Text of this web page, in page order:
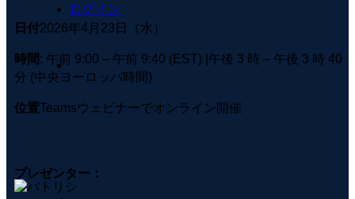
ログイン
日付2026年4月23日（水）
時間: 午前 9:00 – 午前 9:40 (EST) |午後 3 時 – 午後 3 時 40
分 (中央ヨーロッパ時間)
位置Teamsウェビナーでオンライン開催
プレゼンター：